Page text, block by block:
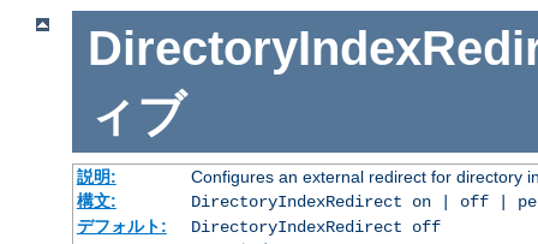
ィブ
説明:
Configures an external redirect for directory
構文:
DirectoryIndexRedirect on | off |
デフォルト:
DirectoryIndexRedirect off